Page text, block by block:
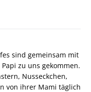
sind gemeinsam mit
zu uns gekommen.
Nusseckchen,
von ihrer Mami täglich